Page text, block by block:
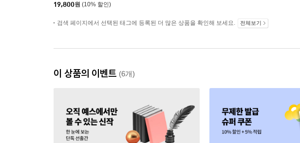
19,800원 (10% 할인)
검색 페이지에서 선택된 태그에 등록된 더 많은 상품을 확인해 보세요. 전체보기
이 상품의 이벤트 (6개)